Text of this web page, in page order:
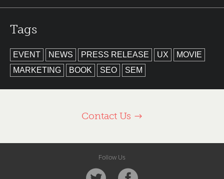
Tags
EVENT NEWS PRESS RELEASE UX
MOVIE
MARKETING
BOOK SEO SEM
Contact Us
Follow Us